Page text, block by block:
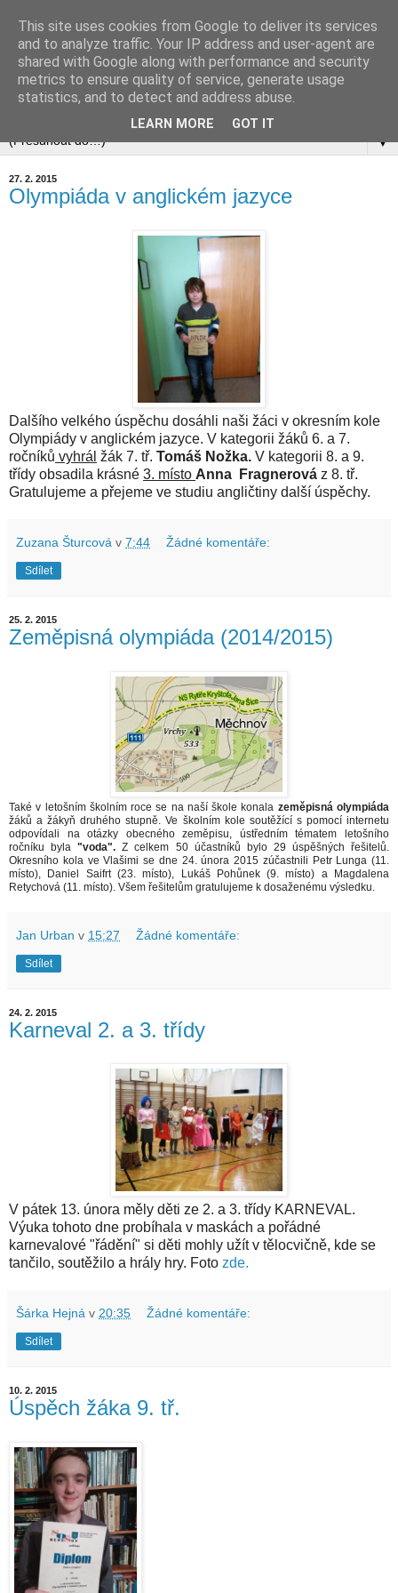
▼
27. 2. 2015
Olympiáda v anglickém jazyce
Dalšího velkého úspěchu dosáhli naši žáci v okresním kole
Olympiády v anglickém jazyce. V kategorii žáků 6. a 7.
ročníků vyhrál žák 7. tř. Tomáš Nožka. V kategorii 8. a 9.
třídy obsadila krásné 3. místo Anna Fragnerová z 8. tř.
Gratulujeme a přejeme ve studiu angličtiny další úspěchy.
Zuzana Šturcová v 7:44 Žádné komentáře:
Sdílet
25. 2. 2015
Zeměpisná olympiáda (2014/2015)
Také v letošním školním roce se na naší škole konala zeměpisná olympiáda
žáků a žákyň druhého stupně. Ve školním kole soutěžící s pomocí internetu
odpovídali na otázky obecného zeměpisu, ústředním tématem letošního
ročníku byla"voda". Z celkem 50 účastníků bylo 29 úspěšných řešitelů.
Okresního kola ve Vlašimi se dne 24. února 2015 zúčastnili Petr Lunga (11.
místo), Daniel Saifrt (23. místo), Lukáš Pohůnek (9. místo) a Magdalena
Retychová (11. místo). Všem řešitelům gratulujeme k dosaženému výsledku.
Jan Urban v 15:27 Žádné komentáře:
Sdílet
24. 2. 2015
Karneval 2. a 3. třídy
V pátek 13. února měly děti ze 2. a 3. třídy KARNEVAL.
Výuka tohoto dne probíhala v maskách a pořádné
karnevalové "řádění" si děti mohly užít v tělocvičně, kde se
tančilo, soutěžilo a hrály hry. Foto zde.
Šárka Hejná v 20:35 Žádné komentáře:
Sdílet
10. 2. 2015
Úspěch žáka 9. tř.
This site uses cookies from Google to deliver its services
and to analyze traffic. Your IP address and user-agent are
shared with Google along with performance and security
metrics to ensure quality of service, generate usage
statistics, and to detect and address abuse.
LEARN MORE GOT IT